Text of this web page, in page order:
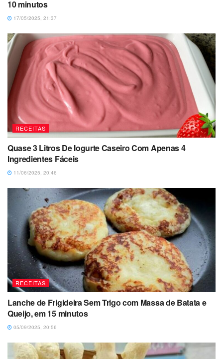
10 minutos
17/05/2025, 21:37
RECEITAS
Quase 3 Litros De Iogurte Caseiro Com Apenas 4
Ingredientes Fáceis
11/06/2025, 20:46
RECEITAS
Lanche de Frigideira Sem Trigo com Massa de Batata e
Queijo, em 15 minutos
05/09/2025, 20:56